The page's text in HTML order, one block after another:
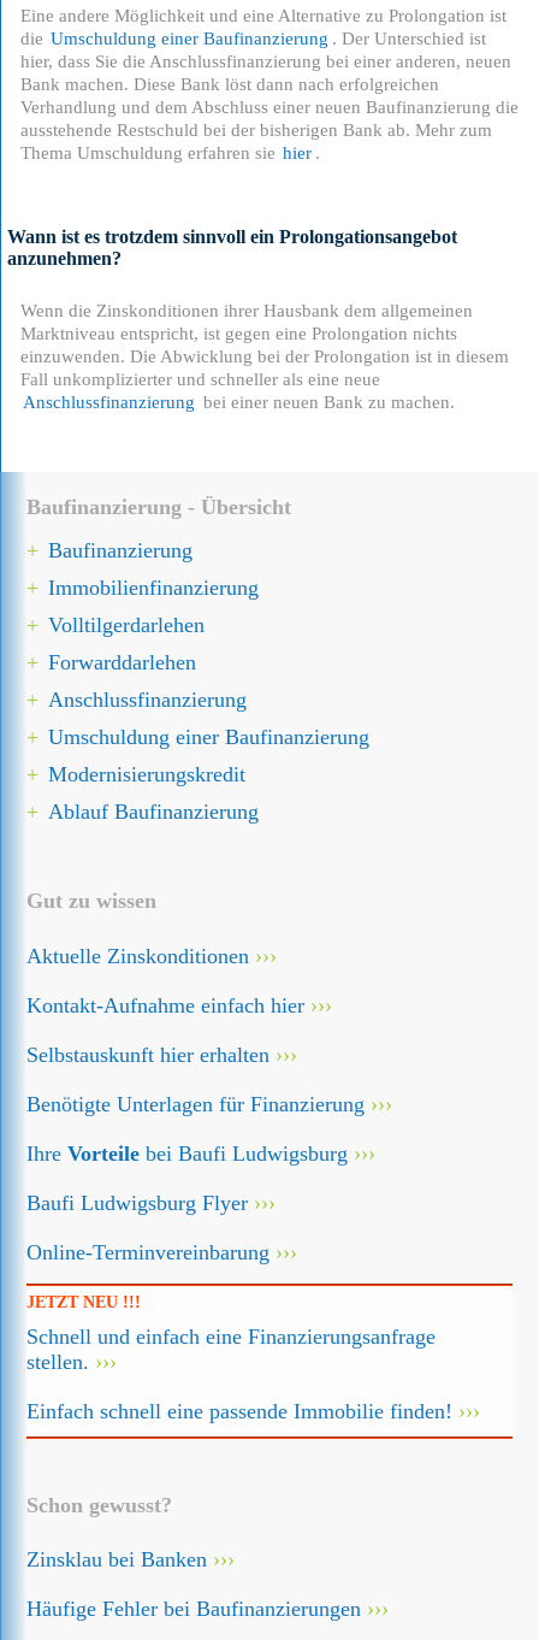
Baufinanzierung - Übersicht
Baufinanzierung
Immobilien­finanzierung
Volltilgerdarlehen
Forward­darlehen
Anschluss­finanzierung
Umschuldung einer Baufinanzierung
Modernisierungskredit
Ablauf Baufinanzierung
Gut zu wissen
Aktuelle Zinskonditionen
Kontakt-Aufnahme einfach hier
Selbstauskunft hier erhalten
Benötigte Unterlagen für Finanzierung
IhreVorteile bei Baufi Ludwigsburg
Baufi Ludwigsburg Flyer
Online-Terminvereinbarung
JETZT NEU !!!
Schnell und einfach eine Finanzierungsanfrage
stellen.
Einfach schnell eine passende Immobilie finden!
Schon gewusst?
Zinsklau bei Banken
Häufige Fehler bei Baufinanzierungen
Eine andere Möglichkeit und eine Alternative zu Prolongation ist
die Umschuldung einer Baufinanzierung . Der Unterschied ist
hier, dass Sie die Anschlussfinanzierung bei einer anderen, neuen
Bank machen. Diese Bank löst dann nach erfolgreichen
Verhandlung und dem Abschluss einer neuen Baufinanzierung die
ausstehende Restschuld bei der bisherigen Bank ab. Mehr zum
Thema Umschuldung erfahren sie hier .
Wann ist es trotzdem sinnvoll ein Prolongationsangebot
anzunehmen?
Wenn die Zinskonditionen ihrer Hausbank dem allgemeinen
Marktniveau entspricht, ist gegen eine Prolongation nichts
einzuwenden. Die Abwicklung bei der Prolongation ist in diesem
Fall unkomplizierter und schneller als eine neue
Anschlussfinanzierung bei einer neuen Bank zu machen.